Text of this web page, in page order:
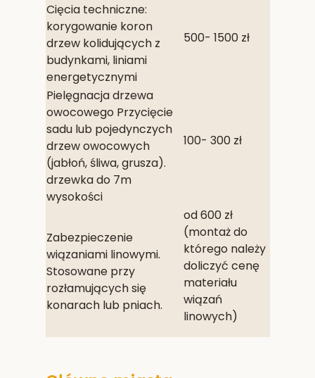
Cięcia techniczne:
korygowanie koron
drzew kolidujących z
budynkami, liniami
energetycznymi
500- 1500 zł
Pielęgnacja drzewa
owocowego Przycięcie
sadu lub pojedynczych
drzew owocowych
(jabłoń, śliwa, grusza).
drzewka do 7m
wysokości
100- 300 zł
Zabezpieczenie
wiązaniami linowymi.
Stosowane przy
rozłamujących się
konarach lub pniach.
od 600 zł
(montaż do
którego należy
doliczyć cenę
materiału
wiązań
linowych)